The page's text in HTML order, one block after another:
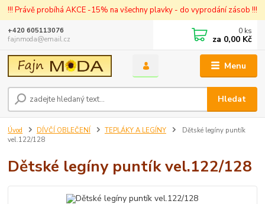
!!! Právě probíhá AKCE -15% na všechny plavky - do vyprodání zásob !!!
Menu
Hledat
+420 605113076
fajnmoda@email.cz
0 ks
za 0,00 Kč
Úvod DÍVČÍ OBLEČENÍ TEPLÁKY A LEGÍNY
Dětské legíny puntík
vel.122/128
Dětské legíny puntík vel.122/128